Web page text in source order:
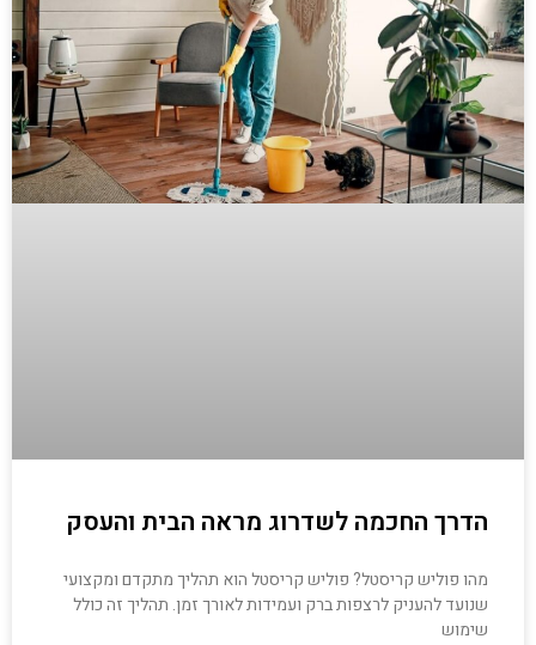
הדרך החכמה לשדרוג מראה הבית והעסק
מהו פוליש קריסטל? פוליש קריסטל הוא תהליך מתקדם ומקצועי
שנועד להעניק לרצפות ברק ועמידות לאורך זמן. תהליך זה כולל
שימוש